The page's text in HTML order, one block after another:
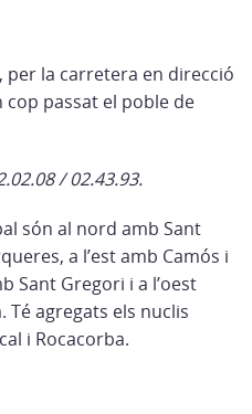
per la carretera en direcció
cop passat el poble de
/ 02.43.93.
són al nord amb Sant
a l’est amb Camós i
Sant Gregori i a l’oest
Té agregats els nuclis
i Rocacorba.